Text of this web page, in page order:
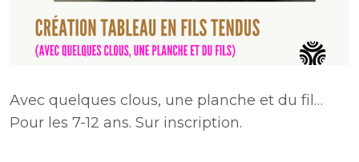
Avec quelques clous, une planche et du fil…
Pour les 7-12 ans. Sur inscription.